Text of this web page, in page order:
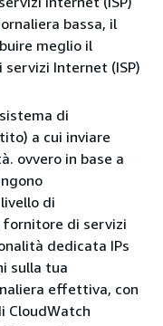
bassa, il
meglio il
Internet (ISP)
di
a cui inviare
ovvero in base a
di
fornitore di servizi
dedicata IPs
sulla tua
effettiva, con
CloudWatch